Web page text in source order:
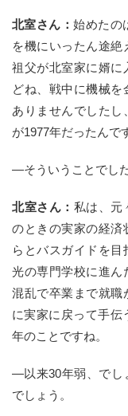
北室さん：始めたの
を機にいったん途絶
祖父が北室家に婿に
どね、戦中に機械を
ありませんでしたし
が1977年だったんで
—そういうことでし
北室さん： 私は、元
のときの実家の経済
らとバスガイドを目
光の専門学校に進ん
混乱で卒業まで就職
に実家に戻って手伝
年のことですね。
—以来30年弱、でし
でしょう。